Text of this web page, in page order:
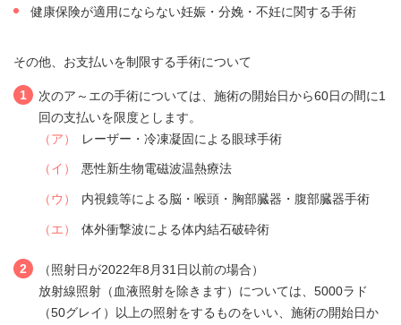
健康保険が適用にならない妊娠・分娩・不妊に関する手術
その他、お支払いを制限する手術について
1
次のア～エの手術については、施術の開始日から60日の間に1
回の支払いを限度とします。
（ア）
レーザー・冷凍凝固による眼球手術
（イ） 悪性新生物電磁波温熱療法
（ウ） 内視鏡等による脳・喉頭・胸部臓器・腹部臓器手術
（エ） 体外衝撃波による体内結石破砕術
2
（照射日が2022年8月31日以前の場合）
放射線照射（血液照射を除きます）については、5000ラド
（50グレイ）以上の照射をするものをいい、施術の開始日か